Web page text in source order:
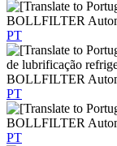
BOLLFILTER
PT
BOLLFILTER
PT
BOLLFILTER
PT